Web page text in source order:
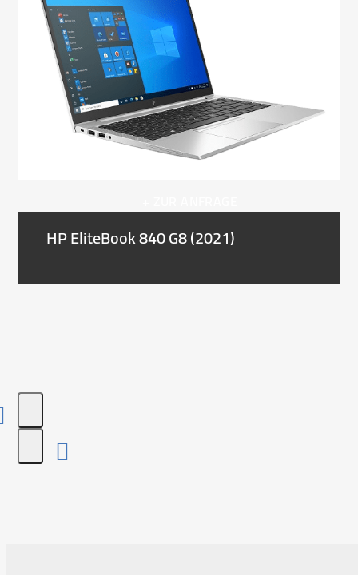
HP EliteBook 840 G8 (2021)